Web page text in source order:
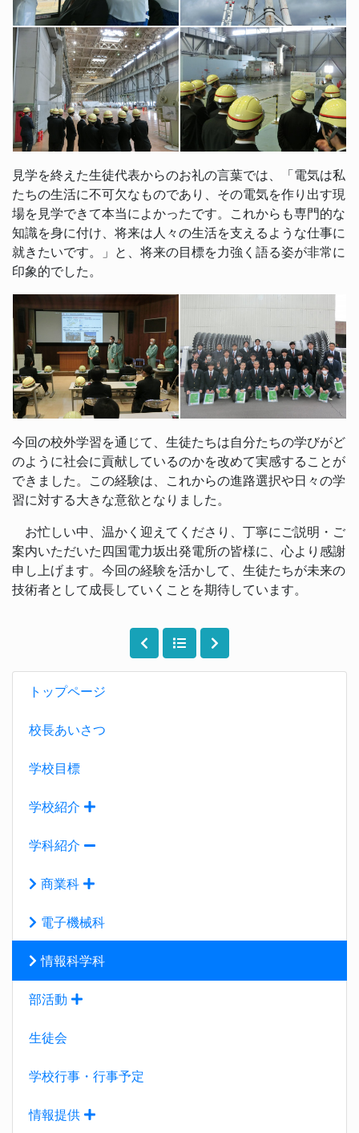
トップページ
校長あいさつ
学校目標
学校紹介
学科紹介
商業科
電子機械科
情報科学科
部活動
生徒会
学校行事・行事予定
情報提供
見学を終えた生徒代表からのお礼の言葉では、「電気は私
たちの生活に不可欠なものであり、その電気を作り出す現
場を見学できて本当によかったです。これからも専門的な
知識を身に付け、将来は人々の生活を支えるような仕事に
就きたいです。」と、将来の目標を力強く語る姿が非常に
印象的でした。
今回の校外学習を通じて、生徒たちは自分たちの学びがど
のように社会に貢献しているのかを改めて実感することが
できました。この経験は、これからの進路選択や日々の学
習に対する大きな意欲となりました。
お忙しい中、温かく迎えてくださり、丁寧にご説明・ご
案内いただいた四国電力坂出発電所の皆様に、心より感謝
申し上げます。今回の経験を活かして、生徒たちが未来の
技術者として成長していくことを期待しています。